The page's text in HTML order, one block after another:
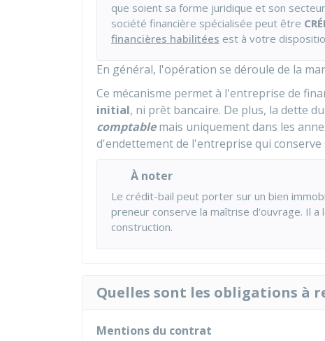
que soient sa forme juridique et son
société financière spécialisée peut être
financières habilitées est à votre
En général, l'opération se déroule de la
Ce mécanisme permet à l'entreprise de
initial, ni prêt bancaire. De plus, la dette
comptablemais uniquement dans les
d'endettement de l'entreprise qui conserve
À noter
Le crédit-bail peut porter sur un bien
preneur conserve la maîtrise d'ouvrage. Il
construction.
Quelles sont les obligations à
Mentions du contrat